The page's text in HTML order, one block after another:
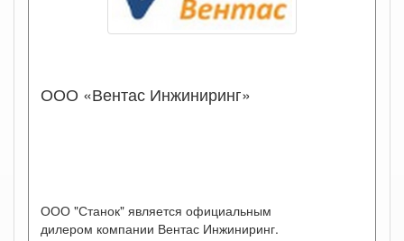
ООО «Вентас Инжиниринг»
ООО "Станок" является официальным
дилером компании Вентас Инжиниринг.